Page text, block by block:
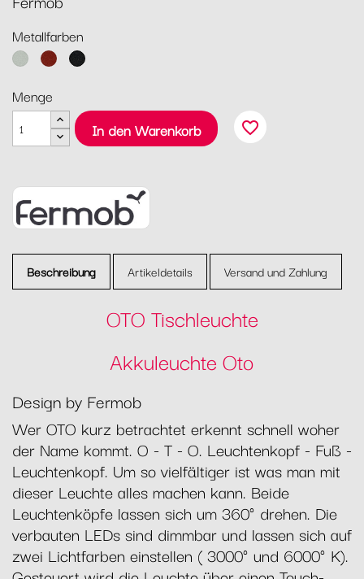
Metallfarben
Lehmgrau
OckerLakritz
Menge
In den Warenkorb
favorite_border
Beschreibung Artikeldetails Versand und Zahlung
OTO Tischleuchte
Akkuleuchte Oto
Design by Fermob
Wer OTO kurz betrachtet erkennt schnell woher
der Name kommt. O - T - O. Leuchtenkopf - Fuß -
Leuchtenkopf. Um so vielfältiger ist was man mit
dieser Leuchte alles machen kann. Beide
Leuchtenköpfe lassen sich um 360° drehen. Die
verbauten LEDs sind dimmbar und lassen sich auf
zwei Lichtfarben einstellen ( 3000° und 6000° K).